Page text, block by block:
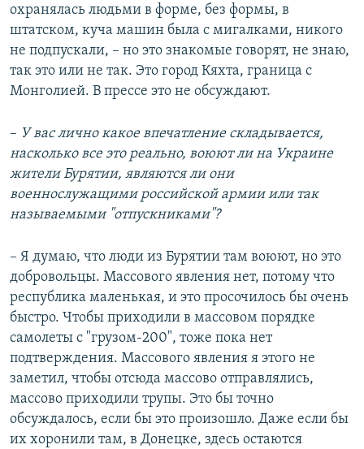
охранялась людьми в форме, без формы, в
штатском, куча машин была с мигалками, никого
не подпускали, – но это знакомые говорят, не знаю,
так это или не так. Это город Кяхта, граница с
Монголией. В прессе это не обсуждают.
–​ У вас лично какое впечатление складывается,
насколько все это реально, воюют ли на Украине
жители Бурятии, являются ли они
военнослужащими российской армии или так
называемыми "отпускниками"?
– Я думаю, что люди из Бурятии там воюют, но это
добровольцы. Массового явления нет, потому что
республика маленькая, и это просочилось бы очень
быстро. Чтобы приходили в массовом порядке
самолеты с "грузом-200", тоже пока нет
подтверждения. Массового явления я этого не
заметил, чтобы отсюда массово отправлялись,
массово приходили трупы. Это бы точно
обсуждалось, если бы это произошло. Даже если бы
их хоронили там, в Донецке, здесь остаются